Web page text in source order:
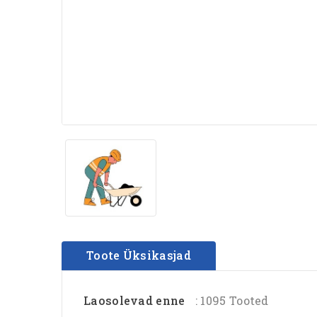
Toote Üksikasjad
Laosolevad enne : 1095 Tooted